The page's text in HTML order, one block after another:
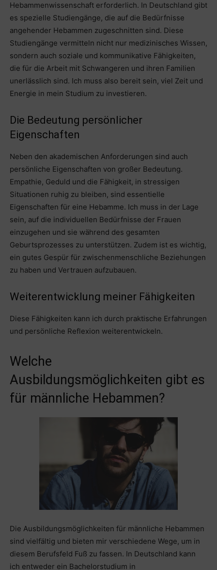
Hebammenwissenschaft erforderlich. In Deutschland gibt
es spezielle Studiengänge, die auf die Bedürfnisse
angehender Hebammen zugeschnitten sind. Diese
Studiengänge vermitteln nicht nur medizinisches Wissen,
sondern auch soziale und kommunikative Fähigkeiten,
die für die Arbeit mit Schwangeren und ihren Familien
unerlässlich sind. Ich muss also bereit sein, viel Zeit und
Energie in mein Studium zu investieren.
Die Bedeutung persönlicher
Eigenschaften
Neben den akademischen Anforderungen sind auch
persönliche Eigenschaften von großer Bedeutung.
Empathie, Geduld und die Fähigkeit, in stressigen
Situationen ruhig zu bleiben, sind essentielle
Eigenschaften für eine Hebamme. Ich muss in der Lage
sein, auf die individuellen Bedürfnisse der Frauen
einzugehen und sie während des gesamten
Geburtsprozesses zu unterstützen. Zudem ist es wichtig,
ein gutes Gespür für zwischenmenschliche Beziehungen
zu haben und Vertrauen aufzubauen.
Weiterentwicklung meiner Fähigkeiten
Diese Fähigkeiten kann ich durch praktische Erfahrungen
und persönliche Reflexion weiterentwickeln.
Welche
Ausbildungsmöglichkeiten gibt es
für männliche Hebammen?
Die Ausbildungsmöglichkeiten für männliche Hebammen
sind vielfältig und bieten mir verschiedene Wege, um in
diesem Berufsfeld Fuß zu fassen. In Deutschland kann
ich entweder ein Bachelorstudium in